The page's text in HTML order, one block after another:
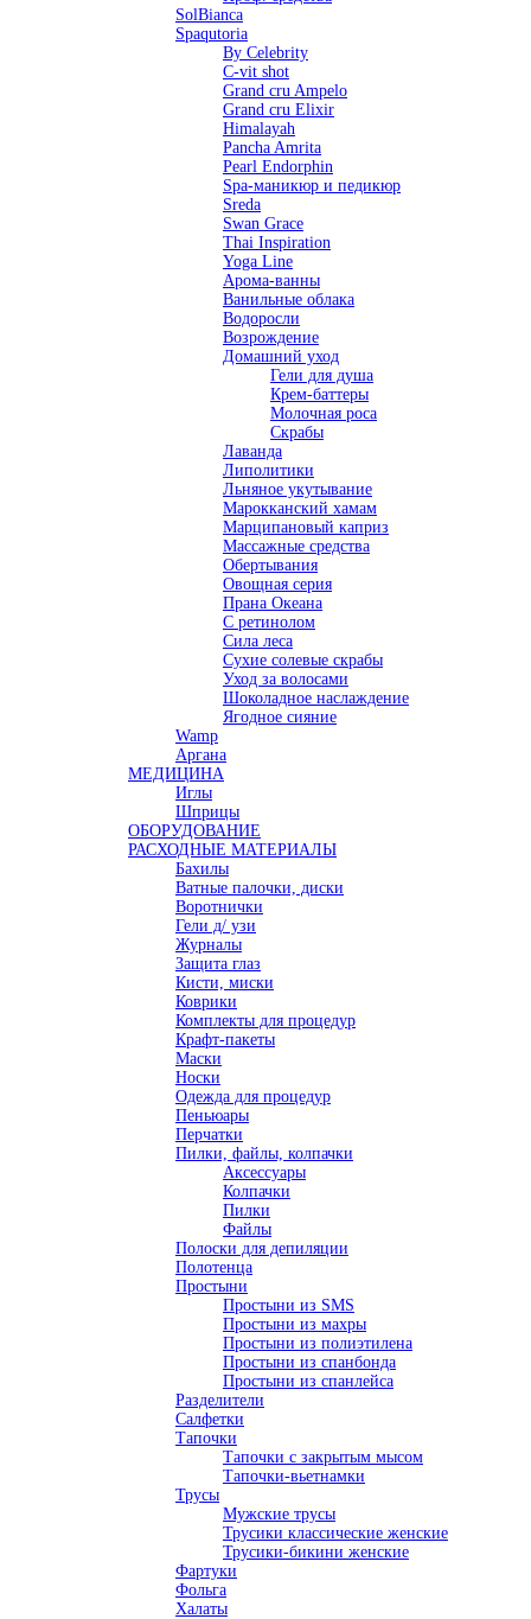
SolBianca
Spaqutoria
By Celebrity
C-vit shot
Grand cru Ampelo
Grand сru Elixir
Himalayah
Pancha Amrita
Pearl Endorphin
Spa-маникюр и педикюр
Sreda
Swan Grace
Thai Inspiration
Yoga Line
Арома-ванны
Ванильные облака
Водоросли
Возрождение
Домашний уход
Гели для душа
Крем-баттеры
Молочная роса
Скрабы
Лаванда
Липолитики
Льняное укутывание
Марокканский хамам
Марципановый каприз
Массажные средства
Обертывания
Овощная серия
Прана Океана
С ретинолом
Сила леса
Сухие солевые скрабы
Уход за волосами
Шоколадное наслаждение
Ягодное сияние
Wamp
Аргана
МЕДИЦИНА
Иглы
Шприцы
ОБОРУДОВАНИЕ
РАСХОДНЫЕ МАТЕРИАЛЫ
Бахилы
Ватные палочки, диски
Воротнички
Гели д/ узи
Журналы
Защита глаз
Кисти, миски
Коврики
Комплекты для процедур
Крафт-пакеты
Маски
Носки
Одежда для процедур
Пеньюары
Перчатки
Пилки, файлы, колпачки
Аксессуары
Колпачки
Пилки
Файлы
Полоски для депиляции
Полотенца
Простыни
Простыни из SMS
Простыни из махры
Простыни из полиэтилена
Простыни из спанбонда
Простыни из спанлейса
Разделители
Салфетки
Тапочки
Тапочки с закрытым мысом
Тапочки-вьетнамки
Трусы
Мужские трусы
Трусики классические женские
Трусики-бикини женские
Фартуки
Фольга
Халаты